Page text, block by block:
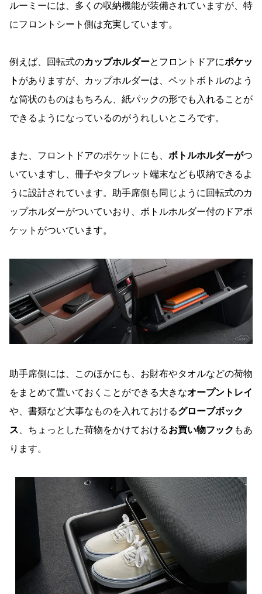
ルーミーには、多くの収納機能が装備されていますが、特
にフロントシート側は充実しています。
例えば、回転式のカップホルダーとフロントドアにポケッ
ト がありますが、カップホルダーは、ペットボトルのよう
な筒状のものはもちろん、紙パックの形でも入れることが
できるようになっているのがうれしいところです。
また、フロントドアのポケットにも、 ボトルホルダーがつ
いていますし、冊子やタブレット端末なども収納できるよ
うに設計されています。助手席側も同じように回転式のカ
ップホルダーがついていおり、ボトルホルダー付のドアポ
ケットがついています。
助手席側には、このほかにも、お財布やタオルなどの荷物
をまとめて置いておくことができる大きなオープントレイ
や、書類など大事なものを入れておけるグローブボック
ス、ちょっとした荷物をかけておけるお買い物フック もあ
ります。